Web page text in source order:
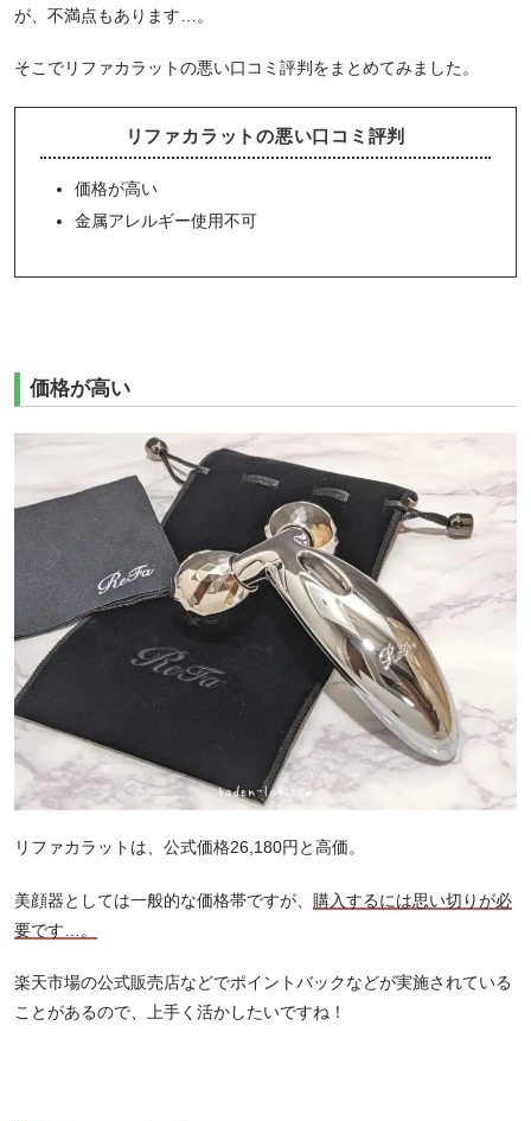
が、不満点もあります…。
そこでリファカラットの悪い口コミ評判をまとめてみました。
リファカラットの悪い口コミ評判
価格が高い
金属アレルギー使用不可
価格が高い
リファカラットは、公式価格26,180円と高価。
美顔器としては一般的な価格帯ですが、 購入するには思い切りが必
要です…。
楽天市場の公式販売店などでポイントバックなどが実施されている
ことがあるので、上手く活かしたいですね！